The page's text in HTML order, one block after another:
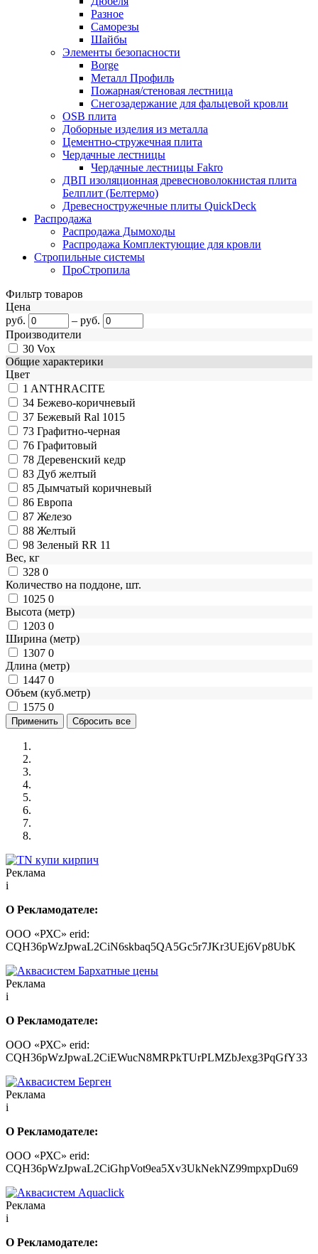
Разное
Саморезы
Шайбы
Элементы безопасности
Borge
Металл Профиль
Пожарная/стеновая лестница
Снегозадержание для фальцевой кровли
OSB плита
Доборные изделия из металла
Цементно-стружечная плита
Чердачные лестницы
Чердачные лестницы Fakro
ДВП изоляционная древесноволокнистая плита
Белплит (Белтермо)
Древесностружечные плиты QuickDeck
Распродажа
Распродажа Дымоходы
Распродажа Комплектующие для кровли
Стропильные системы
ПроСтропила
Фильтр товаров
Цена
руб.
– руб.
Производители
30 Vox
Общие характерики
Цвет
1 ANTHRACITE
34 Бежево-коричневый
37 Бежевый Ral 1015
73 Графитно-черная
76 Графитовый
78 Деревенский кедр
83 Дуб желтый
85 Дымчатый коричневый
86 Европа
87 Железо
88 Желтый
98 Зеленый RR 11
Вес, кг
328 0
Количество на поддоне, шт.
1025 0
Высота (метр)
1203 0
Ширина (метр)
1307 0
Длина (метр)
1447 0
Объем (куб.метр)
1575 0
Реклама
i
О Рекламодателе:
ООО «РХС» erid:
CQH36pWzJpwaL2CiN6skbaq5QA5Gc5r7JKr3UEj6Vp8UbK
Реклама
i
О Рекламодателе:
ООО «РХС» erid:
CQH36pWzJpwaL2CiEWucN8MRPkTUrPLMZbJexg3PqGfY33
Реклама
i
О Рекламодателе:
ООО «РХС» erid:
CQH36pWzJpwaL2CiGhpVot9ea5Xv3UkNekNZ99mpxpDu69
Реклама
i
О Рекламодателе: